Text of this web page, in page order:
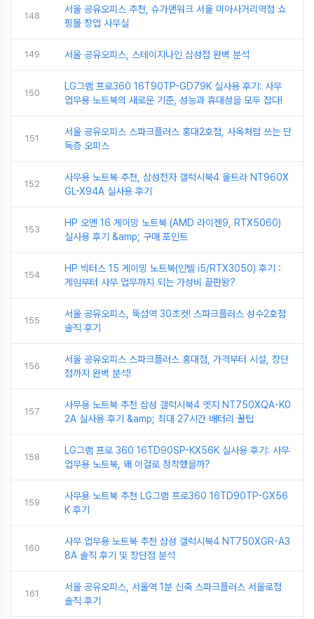
148
서울 공유오피스 추천, 슈가맨워크 서울 미아사거리역점 쇼
핑몰 창업 사무실
149 서울 공유오피스, 스테이지나인 삼성점 완벽 분석
150
LG그램 프로360 16T90TP-GD79K 실사용 후기: 사무
업무용 노트북의 새로운 기준, 성능과 휴대성을 모두 잡다!
151
서울 공유오피스 스파크플러스 홍대2호점, 사옥처럼 쓰는 단
독층 오피스
152
사무용 노트북 추천, 삼성전자 갤럭시북4 울트라 NT960X
GL-X94A 실사용 후기
153
HP 오멘 16 게이밍 노트북 (AMD 라이젠9, RTX5060)
실사용 후기 &amp; 구매 포인트
154
HP 빅터스 15 게이밍 노트북(인텔 i5/RTX3050) 후기 :
게임부터 사무 업무까지 되는 가성비 끝판왕?
155
서울 공유오피스, 뚝섬역 30초컷! 스파크플러스 성수2호점
솔직 후기
156
서울 공유오피스 스파크플러스 홍대점, 가격부터 시설, 장단
점까지 완벽 분석!
157
사무용 노트북 추천 삼성 갤럭시북4 엣지 NT750XQA-K0
2A 실사용 후기 &amp; 최대 27시간 배터리 꿀팁
158
LG그램 프로 360 16TD90SP-KX56K 실사용 후기: 사무
업무용 노트북, 왜 이걸로 정착했을까?
159
사무용 노트북 추천 LG그램 프로360 16TD90TP-GX56
K 후기
160
사무 업무용 노트북 추천 삼성 갤럭시북4 NT750XGR-A3
8A 솔직 후기 및 장단점 분석
161
서울 공유오피스, 서울역 1분 신축 스파크플러스 서울로점
솔직 후기